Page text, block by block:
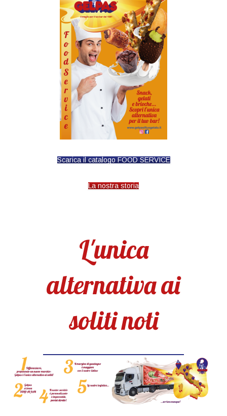
Scarica il catalogo FOOD SERVICE
La nostra storia
L'unica
alternativa ai
soliti noti